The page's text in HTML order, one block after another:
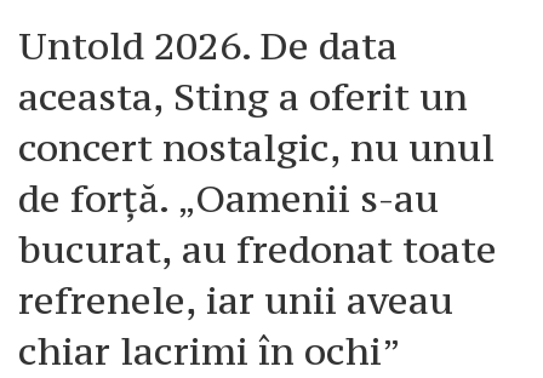
Untold 2026. De data
aceasta, Sting a oferit un
concert nostalgic, nu unul
de forță. „Oamenii s-au
bucurat, au fredonat toate
refrenele, iar unii aveau
chiar lacrimi în ochi”